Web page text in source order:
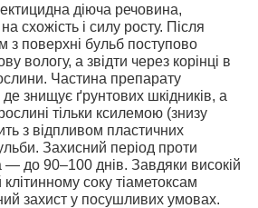
діюча речовина,
схожість і силу росту. Після
з поверхні бульб поступово
вологу, а звідти через корінці в
Частина препарату
знищує ґрунтових шкідників, а
тільки ксилемою (знизу
з відпливом пластичних
Захисний період проти
— до 90–100 днів. Завдяки високій
клітинному соку тіаметоксам
захист у посушливих умовах.